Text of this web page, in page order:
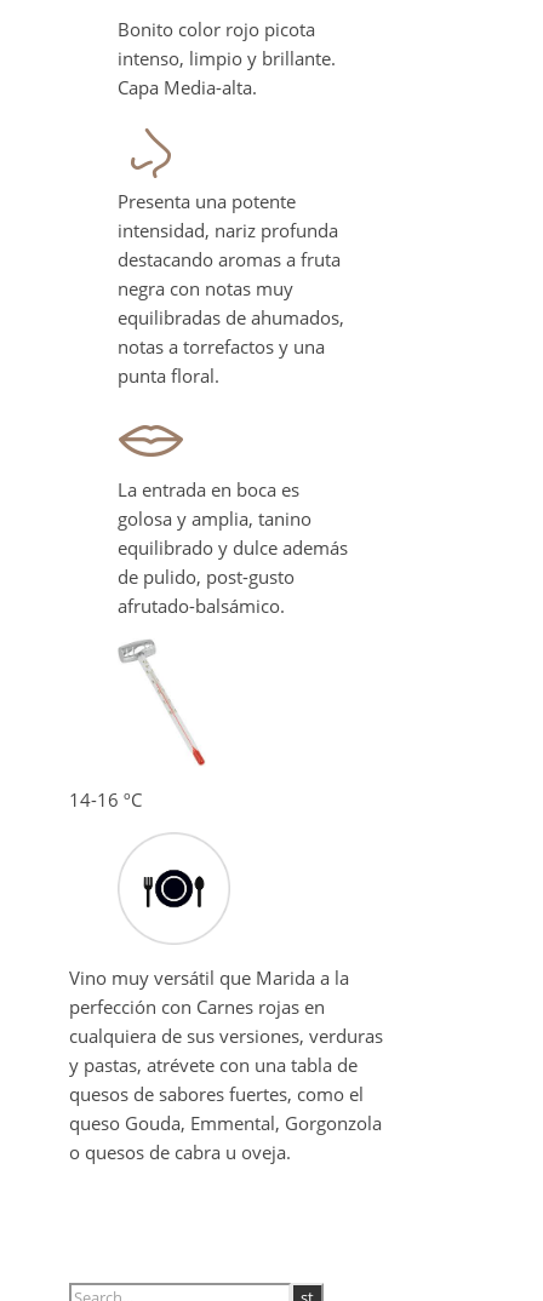
Bonito color rojo picota
intenso, limpio y brillante.
Capa Media-alta.
Presenta una potente
intensidad, nariz profunda
destacando aromas a fruta
negra con notas muy
equilibradas de ahumados,
notas a torrefactos y una
punta floral.
La entrada en boca es
golosa y amplia, tanino
equilibrado y dulce además
de pulido, post-gusto
afrutado-balsámico.
14-16 ºC
Vino muy versátil que Marida a la
perfección con Carnes rojas en
cualquiera de sus versiones, verduras
y pastas, atrévete con una tabla de
quesos de sabores fuertes, como el
queso Gouda, Emmental, Gorgonzola
o quesos de cabra u oveja.